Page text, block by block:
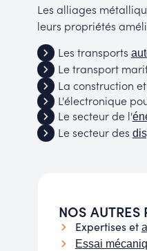
Les alliages
leurs propriétés
Les transports
Le transport
La construction
L'électronique
Le secteur de l'
Le secteur des
NOS AUTRES
Expertises et
Essai